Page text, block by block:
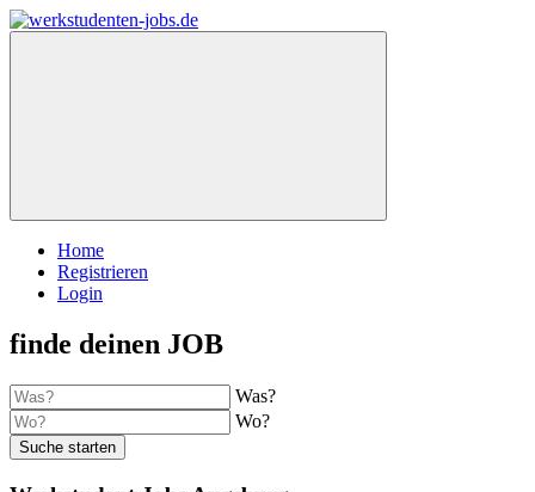
Home
Registrieren
Login
finde deinen JOB
Was?
Wo?
Suche starten